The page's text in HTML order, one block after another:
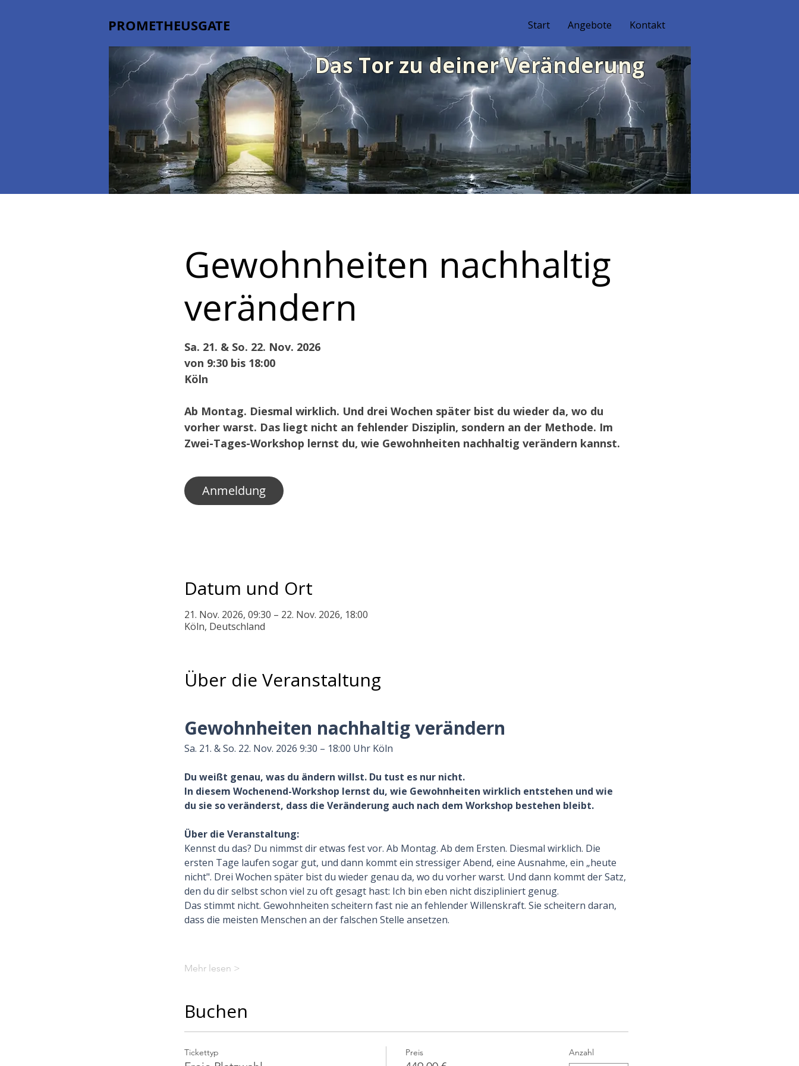
PROMETHEUSGATE Start Angebote Kontakt
Das Tor zu deiner Veränderung
Gewohnheiten nachhaltig
verändern
Sa. 21. & So. 22. Nov. 2026
von 9:30 bis 18:00
Köln
Ab Montag. Diesmal wirklich. Und drei Wochen später bist du wieder da, wo du
vorher warst. Das liegt nicht an fehlender Disziplin, sondern an der Methode. Im
Zwei-Tages-Workshop lernst du, wie Gewohnheiten nachhaltig verändern kannst.
Anmeldung
Datum und Ort
21. Nov. 2026, 09:30 – 22. Nov. 2026, 18:00
Köln, Deutschland
Über die Veranstaltung
Gewohnheiten nachhaltig verändern
Sa. 21. & So. 22. Nov. 2026 9:30 – 18:00 Uhr Köln
Du weißt genau, was du ändern willst. Du tust es nur nicht.
In diesem Wochenend-Workshop lernst du, wie Gewohnheiten wirklich entstehen und wie
du sie so veränderst, dass die Veränderung auch nach dem Workshop bestehen bleibt.
Über die Veranstaltung:
Kennst du das? Du nimmst dir etwas fest vor. Ab Montag. Ab dem Ersten. Diesmal wirklich. Die
ersten Tage laufen sogar gut, und dann kommt ein stressiger Abend, eine Ausnahme, ein „heute
nicht". Drei Wochen später bist du wieder genau da, wo du vorher warst. Und dann kommt der Satz,
den du dir selbst schon viel zu oft gesagt hast: Ich bin eben nicht diszipliniert genug.
Das stimmt nicht. Gewohnheiten scheitern fast nie an fehlender Willenskraft. Sie scheitern daran,
dass die meisten Menschen an der falschen Stelle ansetzen.
Mehr lesen >
Buchen
Tickettyp Preis Anzahl